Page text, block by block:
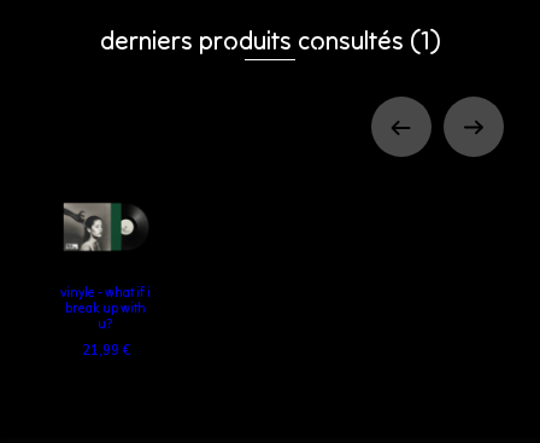
derniers produits consultés (1)
vinyle - what if i
break up with
u?
21,99 €